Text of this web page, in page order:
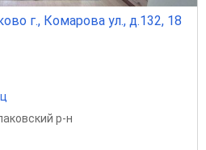
г., Комарова ул., д.132, 18
р-н